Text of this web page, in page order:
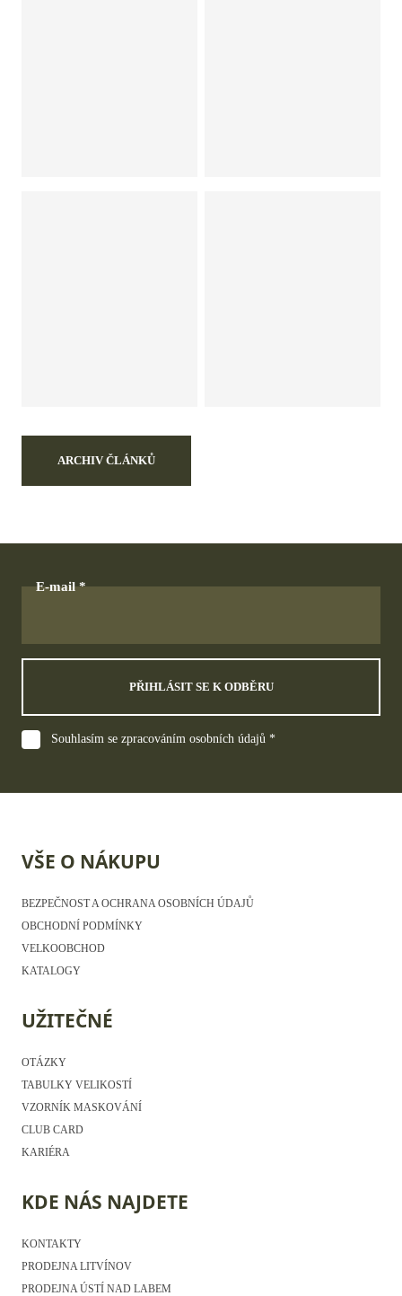
ARCHIV ČLÁNKŮ
E-mail
PŘIHLÁSIT SE K ODBĚRU
Souhlasím se zpracováním osobních údajů *
VŠE O NÁKUPU
BEZPEČNOST A OCHRANA OSOBNÍCH ÚDAJŮ
OBCHODNÍ PODMÍNKY
VELKOOBCHOD
KATALOGY
UŽITEČNÉ
OTÁZKY
TABULKY VELIKOSTÍ
VZORNÍK MASKOVÁNÍ
CLUB CARD
KARIÉRA
KDE NÁS NAJDETE
KONTAKTY
PRODEJNA LITVÍNOV
PRODEJNA ÚSTÍ NAD LABEM